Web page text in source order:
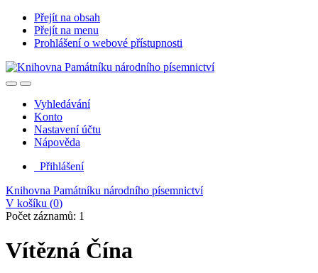
Přejít na obsah
Přejít na menu
Prohlášení o webové přístupnosti
Vyhledávání
Konto
Nastavení účtu
Nápověda
Přihlášení
Knihovna Památníku národního písemnictví
V košíku (0)
Počet záznamů: 1
Vítězná Čína